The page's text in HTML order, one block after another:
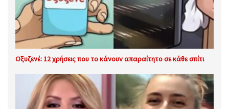
Οξυζενέ: 12 χρήσεις που το κάνουν απαραίτητο σε κάθε σπίτι